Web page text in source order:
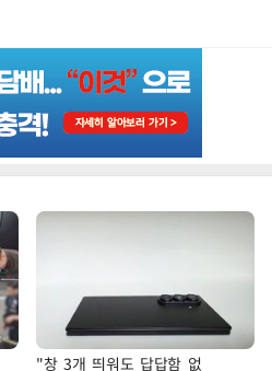
"창 3개 띄워도 답답함 없